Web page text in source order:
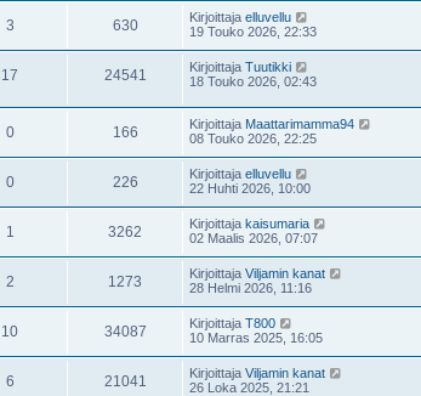
3 630 Kirjoittaja elluvellu
19 Touko 2026, 22:33
17 24541 Kirjoittaja Tuutikki
18 Touko 2026, 02:43
0 166 Kirjoittaja Maattarimamma94
08 Touko 2026, 22:25
0 226 Kirjoittaja elluvellu
22 Huhti 2026, 10:00
1 3262 Kirjoittaja kaisumaria
02 Maalis 2026, 07:07
2 1273 Kirjoittaja Viljamin kanat
28 Helmi 2026, 11:16
10 34087 Kirjoittaja T800
10 Marras 2025, 16:05
6 21041 Kirjoittaja Viljamin kanat
26 Loka 2025, 21:21